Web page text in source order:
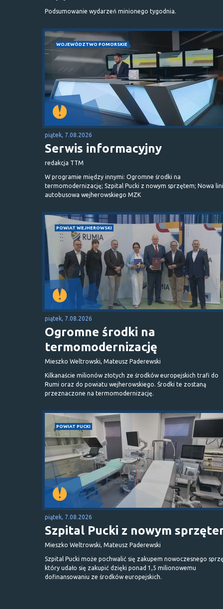
Podsumowanie wydarzeń minionego tygodnia.
WOJEWÓDZTWO POMORSKIE
piątek, 7.08.2026
Serwis informacyjny
redakcja TTM
W programie między innymi: Ogromne środki na
termomodernizację; Szpital Pucki z nowym sprzętem; Nowa
autobusowa wejherowskiego MZK
POWIAT WEJHEROWSKI
piątek, 7.08.2026
Ogromne środki na
termomodernizację
Mieszko Weltrowski, Mateusz Paderewski
Kilkanaście milionów złotych ze środków europejskich trafi do
Rumi oraz do powiatu wejherowskiego. Środki te zostaną
przeznaczone na termomodernizację.
POWIAT PUCKI
piątek, 7.08.2026
Szpital Pucki z nowym
Mieszko Weltrowski, Mateusz Paderewski
Szpital Pucki może pochwalić się zakupem nowoczesnego
który udało się zakupić dzięki ponad 1,5 milionowemu
dofinansowaniu ze środków europejskich.